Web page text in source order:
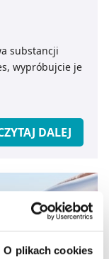
O plikach cookies
substancji
wypróbujcie je
DALEJ